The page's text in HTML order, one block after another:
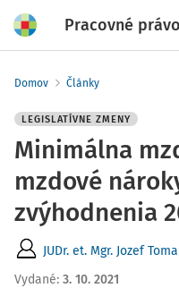
Pracovné právo
Domov Články
LEGISLATÍVNE ZMENY
Minimálna
mzdové
zvýhodnenia
JUDr. et. Mgr. Jozef
Vydané: 3. 10. 2021